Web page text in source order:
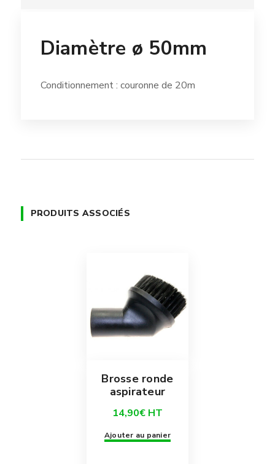
Diamètre ø 50mm
Conditionnement : couronne de 20m
PRODUITS ASSOCIÉS
Brosse ronde
aspirateur
14,90€ HT
Ajouter au panier